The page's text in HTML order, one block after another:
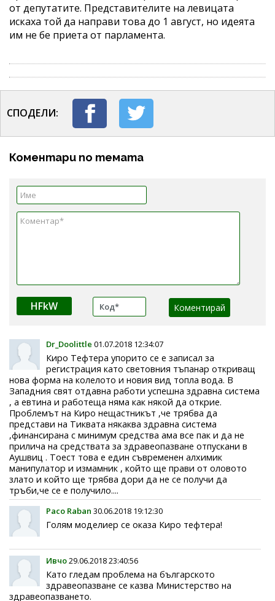
от депутатите. Представителите на левицата
искаха той да направи това до 1 август, но идеята
им не бе приета от парламента.
СПОДЕЛИ:
Коментари по темата
HFkW
Dr_Doolittle 01.07.2018 12:34:07
Киро Тефтера упорито се е записал за
регистрация като световния тъпанар откриващ
нова форма на колелото и новия вид топла вода. В
Западния свят отдавна работи успешна здравна система
, а евтина и работеща няма как някой да открие.
Проблемът на Киро нещастникът ,че трябва да
представи на Тиквата някаква здравна система
,финансирана с минимум средства ама все пак и да не
прилича на средствата за здравеопазване отпускани в
Аушвиц . Тоест това е един съвременен алхимик
манипулатор и измамник , който ще прави от оловото
злато и който ще трябва дори да не се получи да
тръби,че се е получило....
Paco Raban 30.06.2018 19:12:30
Голям моделиер се оказа Киро тефтера!
Ивчо29.06.2018 23:40:56
Като гледам проблема на българското
здравеопазване се казва Министерство на
здравеопазването.